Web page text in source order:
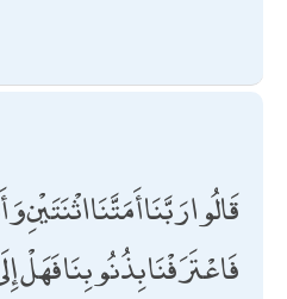
قَالُوا رَبَّنَا أَمَتَّنَا اثْنَتَيْنِ
فَاعْتَرَفْنَا بِذُنُوبِنَا